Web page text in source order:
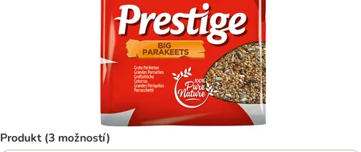
Produkt (3 možností)